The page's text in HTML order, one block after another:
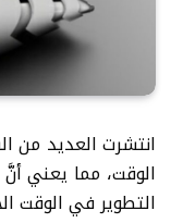
التطوير في الوقت